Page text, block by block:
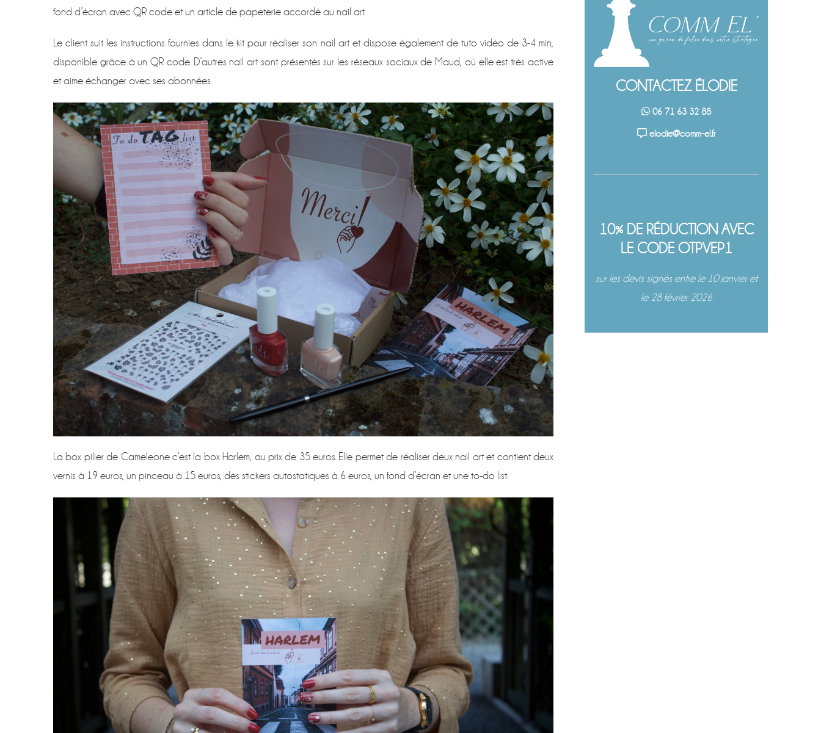
fond d’écran avec QR code et un article de papeterie accordé au nail art.
Le client suit les instructions fournies dans le kit pour réaliser son nail art et dispose également de tuto vidéo de 3-4 min,
disponible grâce à un QR code. D’autres nail art sont présentés sur les réseaux sociaux de Maud, où elle est très active
et aime échanger avec ses abonnées.
La box pilier de Cameleone c’est la box Harlem, au prix de 35 euros. Elle permet de réaliser deux nail art et contient deux
vernis à 19 euros, un pinceau à 15 euros, des stickers autostatiques à 6 euros, un fond d’écran et une to-do list.
CONTACTEZ ÉLODIE
06 71 63 32 88
elodie@comm-el.fr
10% DE RÉDUCTION AVEC
LE CODE OTPVEP1
sur les devis signés entre le 10 janvier et
le 28 février 2026